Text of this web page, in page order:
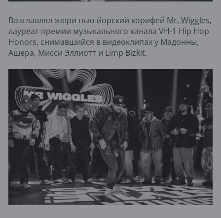
Возглавлял жюри нью-йорский корифей Mr. Wiggles,
лауреат премии музыкального канала VH-1 Hip Hop
Honors, снимавшийся в видеоклипах у Мадонны,
Ашера, Мисси Эллиотт и Limp Bizkit.